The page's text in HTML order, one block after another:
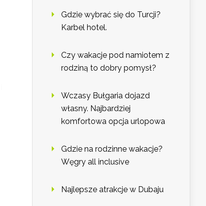
Gdzie wybrać się do Turcji?
Karbel hotel.
Czy wakacje pod namiotem z
rodziną to dobry pomysł?
Wczasy Bułgaria dojazd
własny. Najbardziej
komfortowa opcja urlopowa
Gdzie na rodzinne wakacje?
Węgry all inclusive
Najlepsze atrakcje w Dubaju